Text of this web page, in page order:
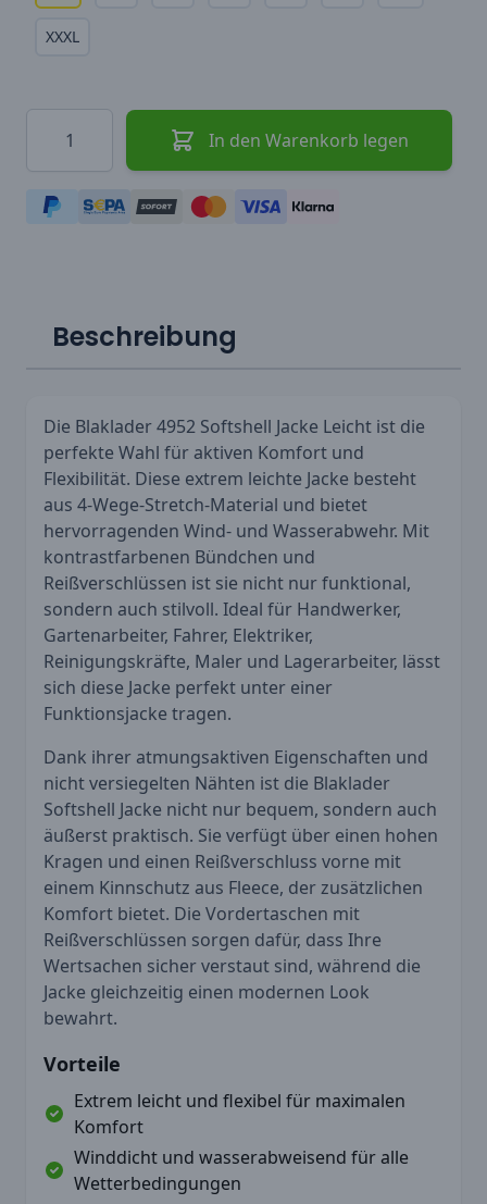
XXXL
In den Warenkorb legen
Beschreibung
Die Blaklader 4952 Softshell Jacke Leicht ist die
perfekte Wahl für aktiven Komfort und
Flexibilität. Diese extrem leichte Jacke besteht
aus 4-Wege-Stretch-Material und bietet
hervorragenden Wind- und Wasserabwehr. Mit
kontrastfarbenen Bündchen und
Reißverschlüssen ist sie nicht nur funktional,
sondern auch stilvoll. Ideal für Handwerker,
Gartenarbeiter, Fahrer, Elektriker,
Reinigungskräfte, Maler und Lagerarbeiter, lässt
sich diese Jacke perfekt unter einer
Funktionsjacke tragen.
Dank ihrer atmungsaktiven Eigenschaften und
nicht versiegelten Nähten ist die Blaklader
Softshell Jacke nicht nur bequem, sondern auch
äußerst praktisch. Sie verfügt über einen hohen
Kragen und einen Reißverschluss vorne mit
einem Kinnschutz aus Fleece, der zusätzlichen
Komfort bietet. Die Vordertaschen mit
Reißverschlüssen sorgen dafür, dass Ihre
Wertsachen sicher verstaut sind, während die
Jacke gleichzeitig einen modernen Look
bewahrt.
Vorteile
Extrem leicht und flexibel für maximalen
Komfort
Winddicht und wasserabweisend für alle
Wetterbedingungen